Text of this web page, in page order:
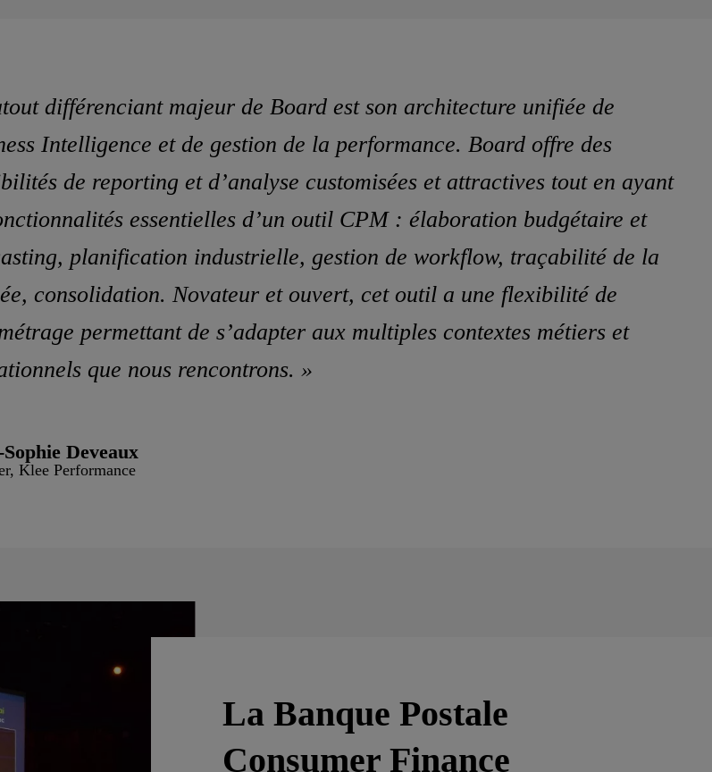
différenciant majeur de Board est son architecture unifiée de
Intelligence et de gestion de la performance. Board offre des
de reporting et d’analyse customisées et attractives tout en ayant
essentielles d’un outil CPM : élaboration budgétaire et
planification industrielle, gestion de workflow, traçabilité de la
consolidation. Novateur et ouvert, cet outil a une flexibilité de
permettant de s’adapter aux multiples contextes métiers et
que nous rencontrons. »
Deveaux
Klee Performance
La Banque Postale
Consumer Finance